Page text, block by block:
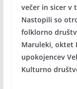
večer in sicer v
Nastopili so
folklorno
Maruleki, oktet
upokojencev
Kulturno